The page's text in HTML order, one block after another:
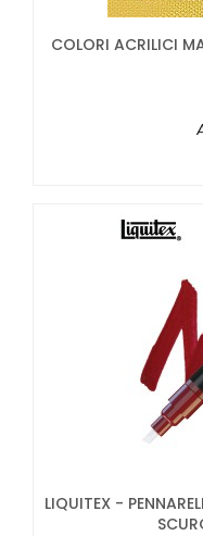
COLORI ACRILICI
LIQUITEX -